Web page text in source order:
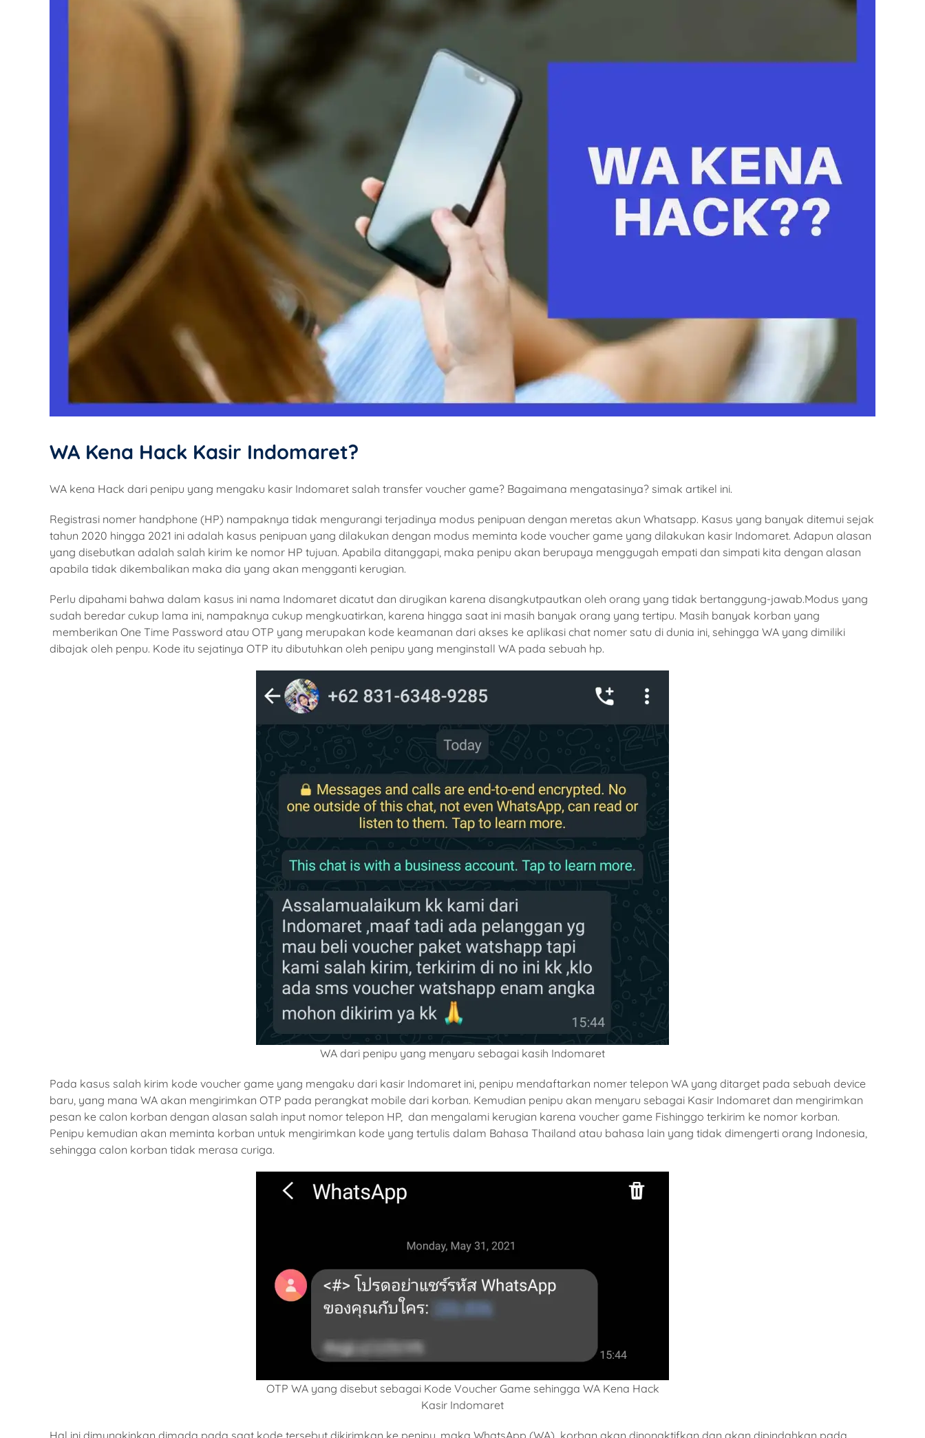
WA Kena Hack Kasir Indomaret?
WA kena Hack dari penipu yang mengaku kasir Indomaret salah transfer voucher game? Bagaimana mengatasinya? simak artikel ini.
Registrasi nomer handphone (HP) nampaknya tidak mengurangi terjadinya modus penipuan dengan meretas akun Whatsapp. Kasus yang banyak ditemui sejak
tahun 2020 hingga 2021 ini adalah kasus penipuan yang dilakukan dengan modus meminta kode voucher game yang dilakukan kasir Indomaret. Adapun alasan
yang disebutkan adalah salah kirim ke nomor HP tujuan. Apabila ditanggapi, maka penipu akan berupaya menggugah empati dan simpati kita dengan alasan
apabila tidak dikembalikan maka dia yang akan mengganti kerugian.
Perlu dipahami bahwa dalam kasus ini nama Indomaret dicatut dan dirugikan karena disangkutpautkan oleh orang yang tidak bertanggung-jawab.Modus yang
sudah beredar cukup lama ini, nampaknya cukup mengkuatirkan, karena hingga saat ini masih banyak orang yang tertipu. Masih banyak korban yang
memberikan One Time Password atau OTP yang merupakan kode keamanan dari akses ke aplikasi chat nomer satu di dunia ini, sehingga WA yang dimiliki
dibajak oleh penpu. Kode itu sejatinya OTP itu dibutuhkan oleh penipu yang menginstall WA pada sebuah hp.
WA dari penipu yang menyaru sebagai kasih Indomaret
Pada kasus salah kirim kode voucher game yang mengaku dari kasir Indomaret ini, penipu mendaftarkan nomer telepon WA yang ditarget pada sebuah device
baru, yang mana WA akan mengirimkan OTP pada perangkat mobile dari korban. Kemudian penipu akan menyaru sebagai Kasir Indomaret dan mengirimkan
pesan ke calon korban dengan alasan salah input nomor telepon HP, dan mengalami kerugian karena voucher game Fishinggo terkirim ke nomor korban.
Penipu kemudian akan meminta korban untuk mengirimkan kode yang tertulis dalam Bahasa Thailand atau bahasa lain yang tidak dimengerti orang Indonesia,
sehingga calon korban tidak merasa curiga.
OTP WA yang disebut sebagai Kode Voucher Game sehingga WA Kena Hack
Kasir Indomaret